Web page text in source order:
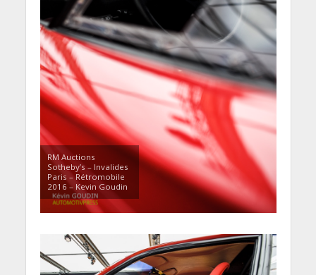
RM Auctions
Sotheby’s – Invalides
Paris – Rétromobile
2016 – Kevin Goudin